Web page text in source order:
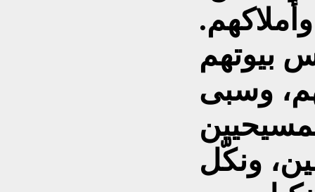
بيوتهم
وسبى
ونكّل